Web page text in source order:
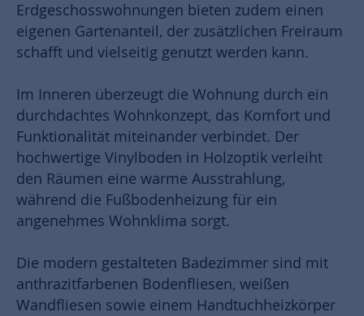
Erdgeschosswohnungen bieten zudem einen
eigenen Gartenanteil, der zusätzlichen Freiraum
schafft und vielseitig genutzt werden kann.
Im Inneren überzeugt die Wohnung durch ein
durchdachtes Wohnkonzept, das Komfort und
Funktionalität miteinander verbindet. Der
hochwertige Vinylboden in Holzoptik verleiht
den Räumen eine warme Ausstrahlung,
während die Fußbodenheizung für ein
angenehmes Wohnklima sorgt.
Die modern gestalteten Badezimmer sind mit
anthrazitfarbenen Bodenfliesen, weißen
Wandfliesen sowie einem Handtuchheizkörper